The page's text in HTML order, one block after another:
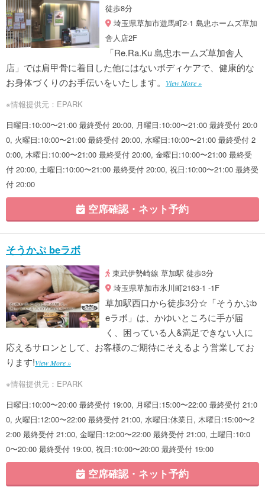
徒歩8分
埼玉県草加市遊馬町2-1 島忠ホームズ草加
舎人店2F
「Re.Ra.Ku 島忠ホームズ草加舎人
店」では肩甲骨に着目した他にはないボディケアで、健康的な
お身体づくりのお手伝いをいたします。
View More »
※情報提供元：EPARK
日曜日:10:00〜21:00 最終受付 20:00, 月曜日:10:00〜21:00 最終受付 20:0
0, 火曜日:10:00〜21:00 最終受付 20:00, 水曜日:10:00〜21:00 最終受付 2
0:00, 木曜日:10:00〜21:00 最終受付 20:00, 金曜日:10:00〜21:00 最終受
付 20:00, 土曜日:10:00〜21:00 最終受付 20:00, 祝日:10:00〜21:00 最終受
付 20:00
空席確認・ネット予約
そうかぷ beラボ
東武伊勢崎線 草加駅 徒歩3分
埼玉県草加市氷川町2163-1 -1F
草加駅西口から徒歩3分☆「そうかぷb
eラボ」は、かゆいところに手が届
く、困っている人&満足できない人に
応えるサロンとして、お客様のご期待にそえるよう営業してお
ります!View More »
※情報提供元：EPARK
日曜日:10:00〜20:00 最終受付 19:00, 月曜日:15:00〜22:00 最終受付 21:0
0, 火曜日:12:00〜22:00 最終受付 21:00, 水曜日:休業日, 木曜日:15:00〜2
2:00 最終受付 21:00, 金曜日:12:00〜22:00 最終受付 21:00, 土曜日:10:0
0〜20:00 最終受付 19:00, 祝日:10:00〜20:00 最終受付 19:00
空席確認・ネット予約